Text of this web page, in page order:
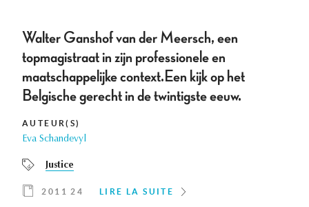
Walter Ganshof van der Meersch, een
topmagistraat in zijn professionele en
maatschappelijke context.Een kijk op het
Belgische gerecht in de twintigste eeuw.
AUTEUR(S)
Eva Schandevyl
Justice
2011 24 LIRE LA SUITE